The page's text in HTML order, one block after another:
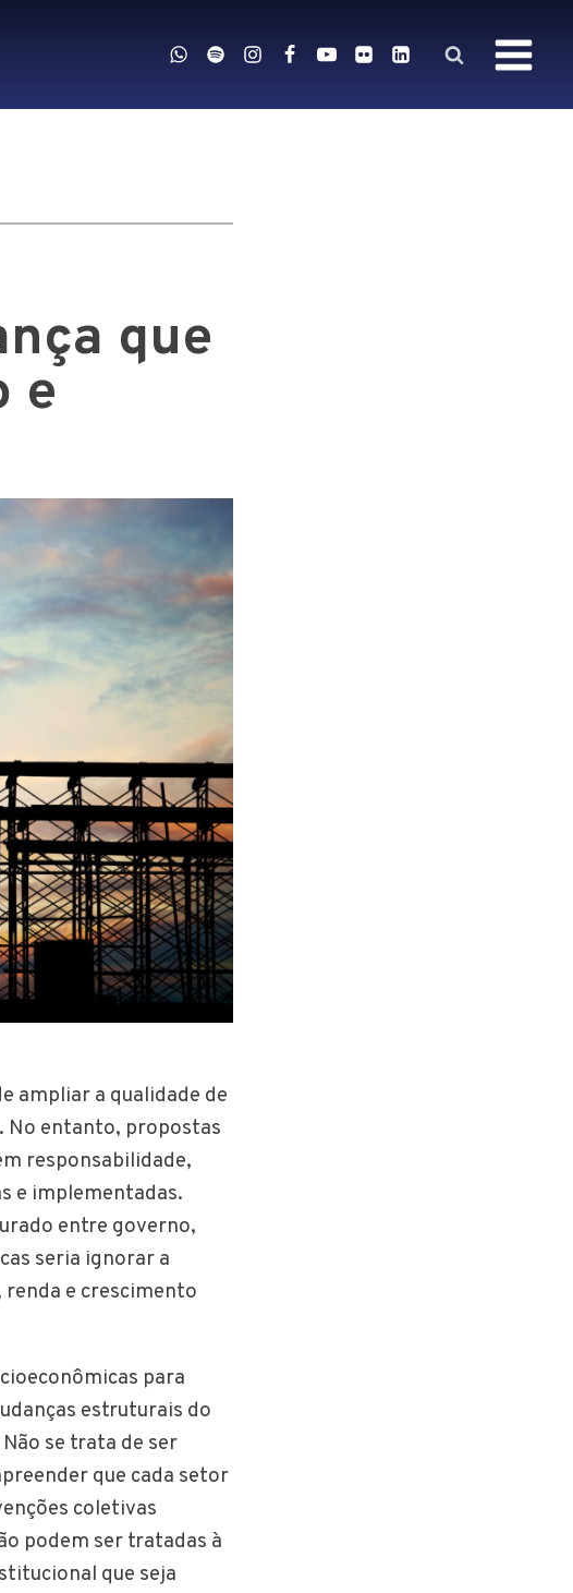
que
e
ampliar a qualidade de
No entanto, propostas
responsabilidade,
e implementadas.
entre governo,
seria ignorar a
e crescimento
para
estruturais do
se trata de ser
que cada setor
coletivas
podem ser tratadas à
que seja